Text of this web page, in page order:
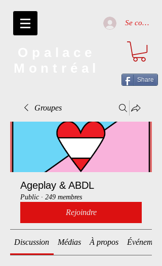
Se connecter
Share
Groupes
Ageplay & ABDL
Public · 249 membres
Rejoindre
Discussion Médias À propos Événements